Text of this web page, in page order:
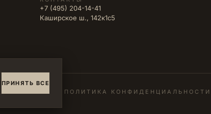
+7 (495) 204-14-41
Каширское ш., 142к1с5
ПОЛИТИКА КОНФИДЕНЦИАЛЬНОСТИ
ПРИНЯТЬ ВСЕ